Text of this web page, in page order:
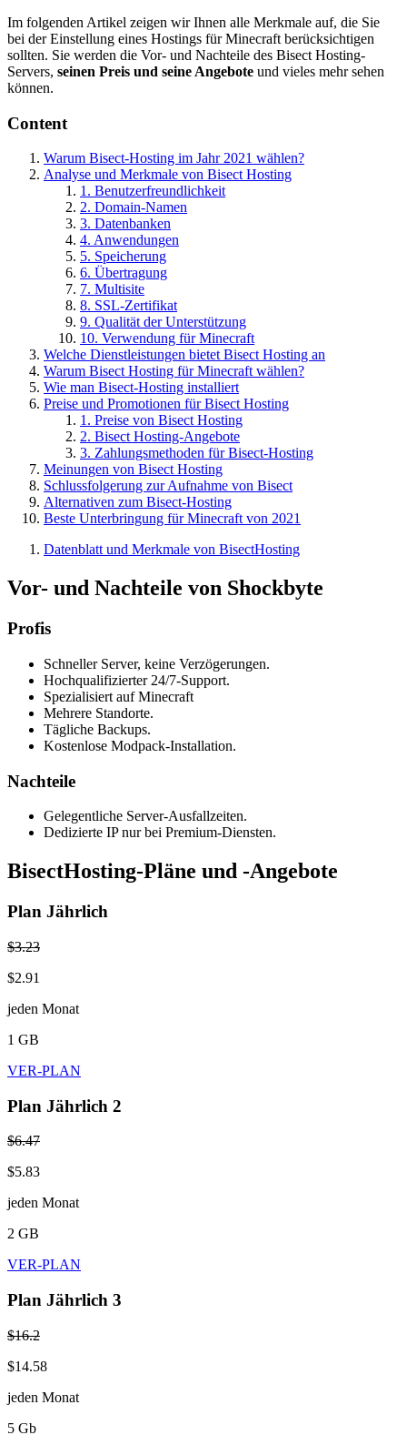
Im folgenden Artikel zeigen wir Ihnen alle Merkmale auf, die Sie
bei der Einstellung eines Hostings für Minecraft berücksichtigen
sollten. Sie werden die Vor- und Nachteile des Bisect Hosting-
Servers, seinen Preis und seine Angebote und vieles mehr sehen
können.
Content
Warum Bisect-Hosting im Jahr 2021 wählen?
Analyse und Merkmale von Bisect Hosting
1. Benutzerfreundlichkeit
2. Domain-Namen
3. Datenbanken
4. Anwendungen
5. Speicherung
6. Übertragung
7. Multisite
8. SSL-Zertifikat
9. Qualität der Unterstützung
10. Verwendung für Minecraft
Welche Dienstleistungen bietet Bisect Hosting an
Warum Bisect Hosting für Minecraft wählen?
Wie man Bisect-Hosting installiert
Preise und Promotionen für Bisect Hosting
1. Preise von Bisect Hosting
2. Bisect Hosting-Angebote
3. Zahlungsmethoden für Bisect-Hosting
Meinungen von Bisect Hosting
Schlussfolgerung zur Aufnahme von Bisect
Alternativen zum Bisect-Hosting
Beste Unterbringung für Minecraft von 2021
Datenblatt und Merkmale von BisectHosting
Vor- und Nachteile von Shockbyte
Profis
Schneller Server, keine Verzögerungen.
Hochqualifizierter 24/7-Support.
Spezialisiert auf Minecraft
Mehrere Standorte.
Tägliche Backups.
Kostenlose Modpack-Installation.
Nachteile
Gelegentliche Server-Ausfallzeiten.
Dedizierte IP nur bei Premium-Diensten.
BisectHosting-Pläne und -Angebote
Plan Jährlich
$3.23
$2.91
jeden Monat
1 GB
VER-PLAN
Plan Jährlich 2
$6.47
$5.83
jeden Monat
2 GB
VER-PLAN
Plan Jährlich 3
$16.2
$14.58
jeden Monat
5 Gb